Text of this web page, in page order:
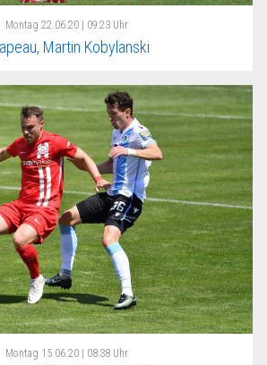
Montag 22.06.20 | 09:23 Uhr
Martin Kobylanski
Montag 15.06.20 | 08:38 Uhr